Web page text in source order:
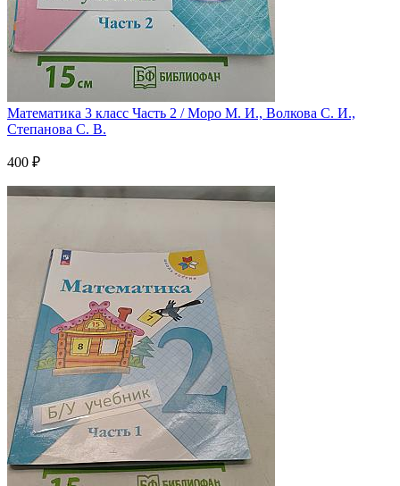
Математика 3 класс Часть 2 / Моро М. И., Волкова С. И.,
Степанова С. В.
400 ₽